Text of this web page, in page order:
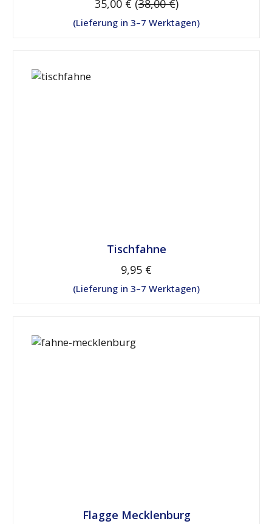
35,00 € (38,00 €)
Lieferung in 3–7 Werktagen
Tischfahne
9,95 €
Lieferung in 3–7 Werktagen
Flagge Mecklenburg